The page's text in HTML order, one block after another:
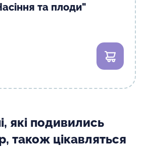
та плоди"
В кошик
які подивились
також цікавляться